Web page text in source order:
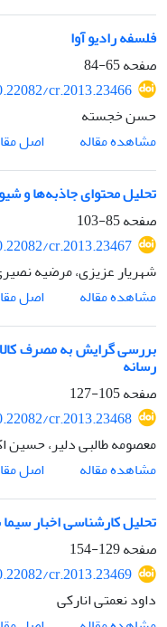
فلسفه رادیو آوا
صفحه65-84
cr.2013.23466
حسن خجسته
مشاهده مقاله
اصل
تحلیل محتوای جاذبه‌ها و
صفحه85-103
cr.2013.23467
شهریار عزیزی، مرضیه
مشاهده مقاله
اصل
بررسی گرایش به مصرف
رسانه
صفحه105-127
cr.2013.23468
معصومه طالبی دلیر، حسین
مشاهده مقاله
اصل
تحلیل کارشناسی اخبار
صفحه129-154
cr.2013.23469
داود نعمتی انارکی